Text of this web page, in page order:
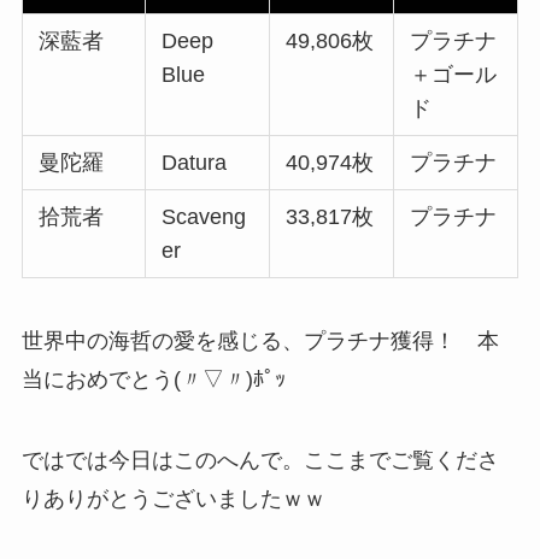
深藍者
Deep
Blue
49,806枚
プラチナ
＋ゴール
ド
曼陀羅 Datura 40,974枚 プラチナ
拾荒者
Scaveng
er
33,817枚 プラチナ
世界中の海哲の愛を感じる、プラチナ獲得！ 本
当におめでとう(〃▽〃)ﾎﾟｯ
ではでは今日はこのへんで。ここまでご覧くださ
りありがとうございましたｗｗ